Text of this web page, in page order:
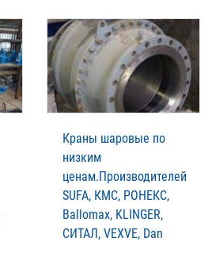
Краны шаровые по
низким
ценам.Производителей
SUFA, КМС, РОНЕКС,
Ballomax, KLINGER,
СИТАЛ, VEXVE, Dan